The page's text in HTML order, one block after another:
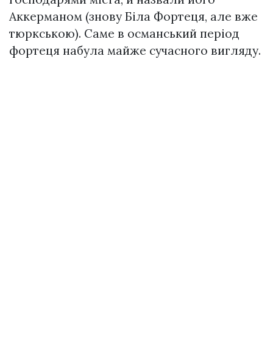
Аккерманом (знову Біла Фортеця, але вже
тюркською). Саме в османський період
фортеця набула майже сучасного вигляду.